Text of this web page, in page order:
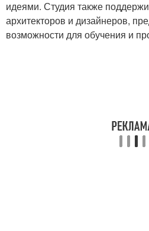
идеями. Студия также
архитекторов и дизайнеров,
возможности для обучения и